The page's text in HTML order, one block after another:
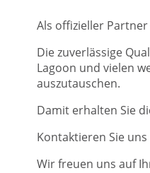
Als offizieller
Die zuverlässige
Lagoon und vielen
auszutauschen.
Damit erhalten Sie
Kontaktieren Sie
Wir freuen uns auf